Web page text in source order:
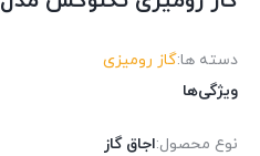
دسته ها:گاز رومیزی
ویژگی‌ها
نوع محصول:اجاق گاز